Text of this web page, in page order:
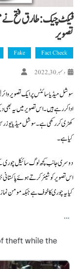
فیکٹ چیک: طارق فتح نے
تصویر
Fact Check
Fake
دسمبر 30, 2022
سوشل میڈیا سائٹس پر ایک تصویر
ادا کر رہے ہیں۔ اس تصویر میں یہ بھی
کھڑی کر رکھی ہے۔ سوشل میڈیا
کیا ہے۔
دوسری جانب کچھ لوگ سائیکل چوری
اس تصویر کو شیئر کرتے ہوئے پاکستانی
کیا یہ چوری کا خوف ہے جبکہ مومن